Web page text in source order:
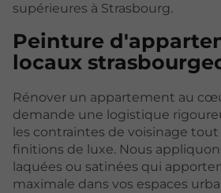
supérieures à Strasbourg.
Peinture
locaux
Rénover un appartement au
demande une logistique
les contraintes de voisinage
finitions de luxe. Nous
laquées ou satinées qui
maximale dans vos espaces